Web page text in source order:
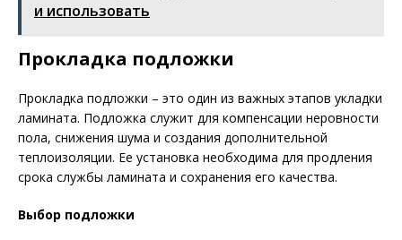
и использовать
Прокладка подложки
Прокладка подложки – это один из важных этапов укладки
ламината. Подложка служит для компенсации неровности
пола, снижения шума и создания дополнительной
теплоизоляции. Ее установка необходима для продления
срока службы ламината и сохранения его качества.
Выбор подложки